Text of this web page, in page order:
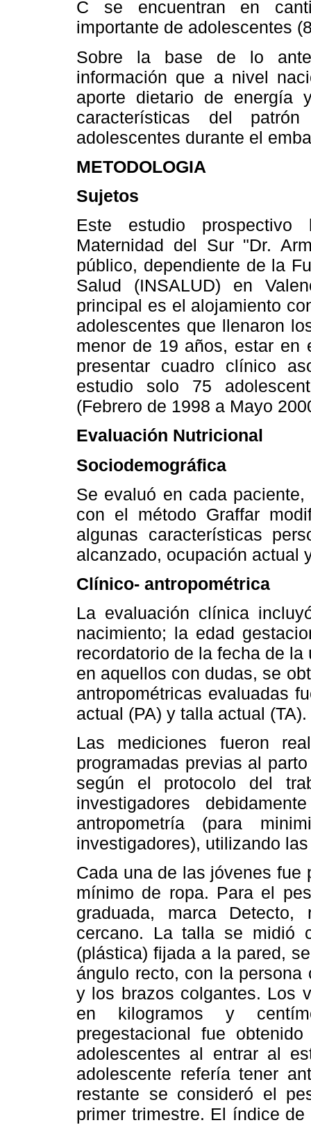
C se encuentran en
importante de adolescentes
Sobre la base de lo
información que a nivel
aporte dietario de energía
características del
adolescentes durante el
METODOLOGIA
Sujetos
Este estudio
Maternidad del Sur "Dr.
público, dependiente de la
Salud (INSALUD) en
principal es el alojamiento
adolescentes que llenaron
menor de 19 años, estar en
presentar cuadro clínico
estudio solo 75
(Febrero de 1998 a Mayo
Evaluación Nutricional
Sociodemográfica
Se evaluó en cada
con el método Graffar
algunas características
alcanzado, ocupación actual
Clínico- antropométrica
La evaluación clínica
nacimiento; la edad
recordatorio de la fecha de
en aquellos con dudas, se
antropométricas evaluadas
actual (PA) y talla actual (TA).
Las mediciones fueron
programadas previas al
según el protocolo del
investigadores
antropometría (para
investigadores), utilizando
Cada una de las jóvenes
mínimo de ropa. Para el
graduada, marca
cercano. La talla se midió
(plástica) fijada a la pared,
ángulo recto, con la
y los brazos colgantes. Los
en kilogramos y
pregestacional fue
adolescentes al entrar al
adolescente refería tener
restante se consideró el
primer trimestre. El índice